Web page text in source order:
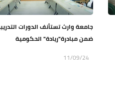
جامعة وارث تستأنف الدورات
ضمن مبادرة"ريادة" الحكومية
11/09/24